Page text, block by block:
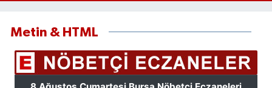
Metin & HTML